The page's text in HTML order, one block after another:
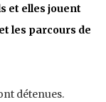
et elles jouent
les parcours de
détenues.